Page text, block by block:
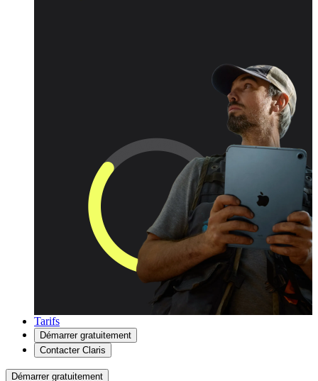
Tarifs
Démarrer gratuitement
Contacter Claris
Démarrer gratuitement